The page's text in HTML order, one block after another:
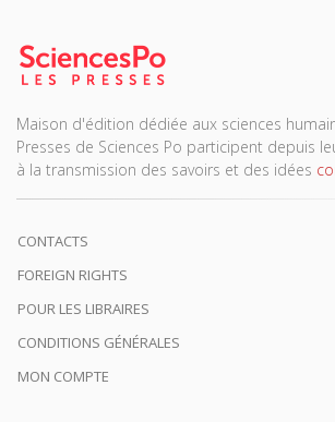
Maison d'édition dédiée aux sciences
Presses de Sciences Po participent depuis
à la transmission des savoirs et des idées
CONTACTS
FOREIGN RIGHTS
POUR LES LIBRAIRES
CONDITIONS GÉNÉRALES
MON COMPTE